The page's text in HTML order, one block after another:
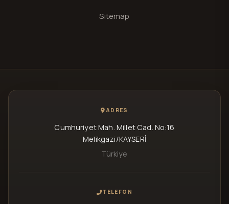
Sitemap
ADRES
Cumhuriyet Mah. Millet Cad. No:16
Melikgazi/KAYSERİ
Türkiye
TELEFON